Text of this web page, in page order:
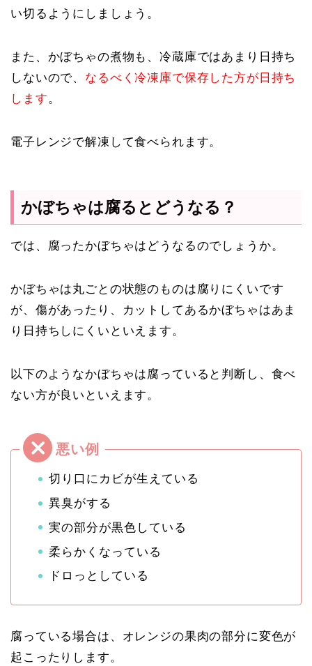
い切るようにしましょう。
また、かぼちゃの煮物も、冷蔵庫ではあまり日持ち
しないので、 なるべく冷凍庫で保存した方が日持ち
します。
電子レンジで解凍して食べられます。
かぼちゃは腐るとどうなる？
では、腐ったかぼちゃはどうなるのでしょうか。
かぼちゃは丸ごとの状態のものは腐りにくいです
が、傷があったり、カットしてあるかぼちゃはあま
り日持ちしにくいといえます。
以下のようなかぼちゃは腐っていると判断し、食べ
ない方が良いといえます。
切り口にカビが生えている
異臭がする
実の部分が黒色している
柔らかくなっている
ドロっとしている
腐っている場合は、オレンジの果肉の部分に変色が
起こったりします。